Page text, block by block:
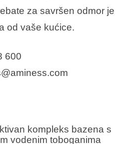
za savršen odmor je
od vaše kućice.
600
kompleks bazena s
vodenim toboganima